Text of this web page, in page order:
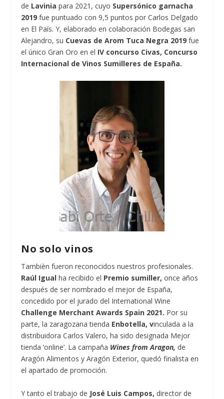
de Lavinia para 2021, cuyo Supersónico garnacha
2019 fue puntuado con 9,5 puntos por Carlos Delgado
en El País. Y, elaborado en colaboración Bodegas san
Alejandro, su Cuevas de Arom Tuca Negra 2019 fue
el único Gran Oro en el IV concurso Civas, Concurso
Internacional de Vinos Sumilleres de España.
No solo vinos
Tambièn fueron reconocidos nuestros profesionales.
Raúl Igual ha recibido el Premio sumiller, once años
después de ser nombrado el mejor de España,
concedido por el jurado del International Wine
Challenge Merchant Awards Spain 2021. Por su
parte, la zaragozana tienda Enbotella, vinculada a la
distribuidora Carlos Valero, ha sido designada Mejor
tienda ‘online’. La campaña Wines from Aragon, de
Aragón Alimentos y Aragón Exterior, quedó finalista en
el apartado de promoción.
Y tanto el trabajo de José Luis Campos, director de